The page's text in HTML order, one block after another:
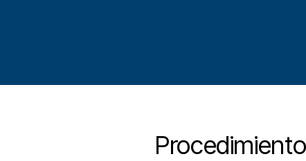
Procedimiento